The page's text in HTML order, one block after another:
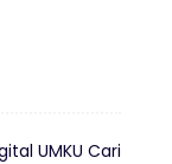
UMKU Cari